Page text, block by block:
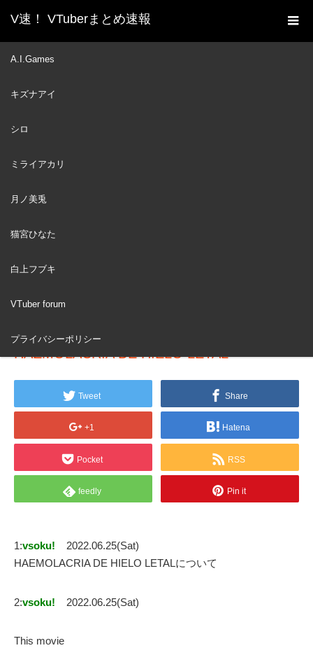
V速！ VTuberまとめ速報
A.I.Games
キズナアイ
シロ
ミライアカリ
月ノ美兎
猫宮ひなた
白上フブキ
VTuber forum
プライバシーポリシー
ホーム
新着動画一覧
26
HAEMOLACRIA DE HIELO LETAL
Tweet Share
+1 Hatena
Pocket RSS
feedly Pin it
1:vsoku!
2022.06.25(Sat)
HAEMOLACRIA DE HIELO LETALについて
2:vsoku! 2022.06.25(Sat)
This movie